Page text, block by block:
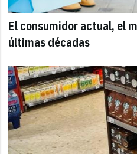
El consumidor actual, el
últimas décadas